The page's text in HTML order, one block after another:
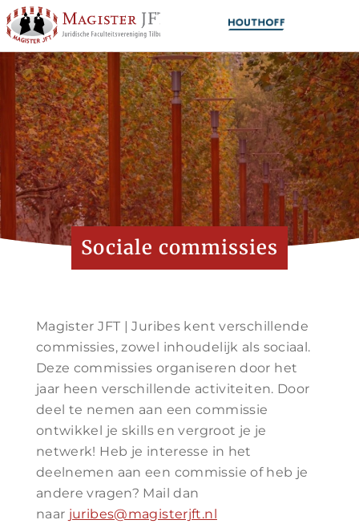
Sociale commissies
Magister JFT | Juribes kent verschillende
commissies, zowel inhoudelijk als sociaal.
Deze commissies organiseren door het
jaar heen verschillende activiteiten. Door
deel te nemen aan een commissie
ontwikkel je skills en vergroot je je
netwerk! Heb je interesse in het
deelnemen aan een commissie of heb je
andere vragen? Mail dan
naar juribes@magisterjft.nl